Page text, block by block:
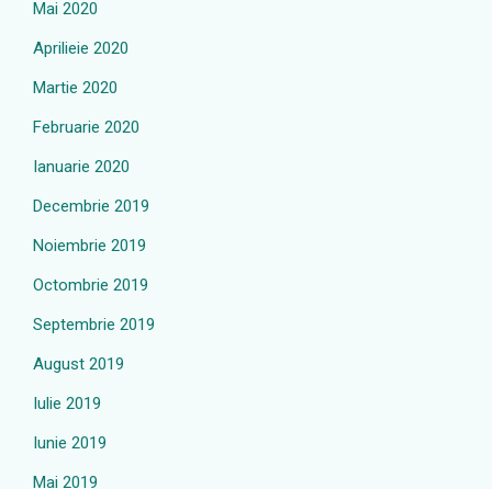
Mai 2020
Aprilieie 2020
Martie 2020
Februarie 2020
Ianuarie 2020
Decembrie 2019
Noiembrie 2019
Octombrie 2019
Septembrie 2019
August 2019
Iulie 2019
Iunie 2019
Mai 2019